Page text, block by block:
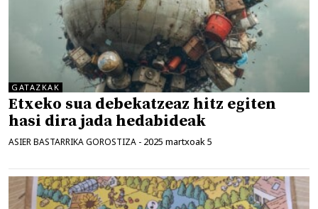
GATAZKAK
Etxeko sua debekatzeaz hitz egiten
hasi dira jada hedabideak
ASIER BASTARRIKA GOROSTIZA - 2025 martxoak 5